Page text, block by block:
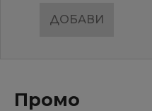
ДОБАВИ
Промо